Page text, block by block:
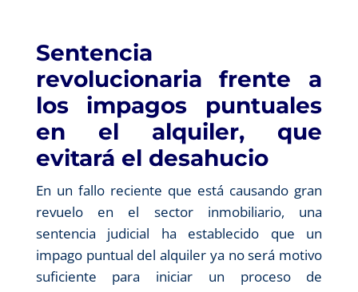
Sentencia
revolucionaria frente a
los impagos puntuales
en el alquiler, que
evitará el desahucio
En un fallo reciente que está causando gran
revuelo en el sector inmobiliario, una
sentencia judicial ha establecido que un
impago puntual del alquiler ya no será motivo
suficiente para iniciar un proceso de